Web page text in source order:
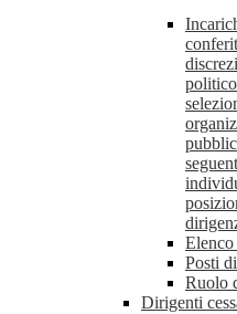
Posti
Ruolo
Dirigenti